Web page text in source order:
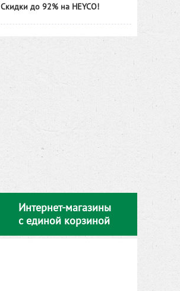
Скидки до 92% на HEYCO!
Интернет-магазины
с единой корзиной